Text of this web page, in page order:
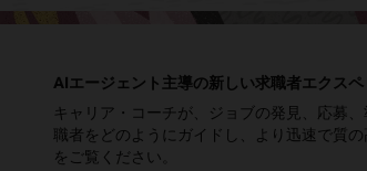
AIエージェント主導の新しい求職者エクス
キャリア・コーチが、ジョブの発見、応募
職者をどのようにガイドし、より迅速で質
をご覧ください。